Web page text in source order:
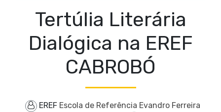
Tertúlia Literária
Dialógica na EREF
CABROBÓ
EREF Escola de Referência Evandro Ferreira